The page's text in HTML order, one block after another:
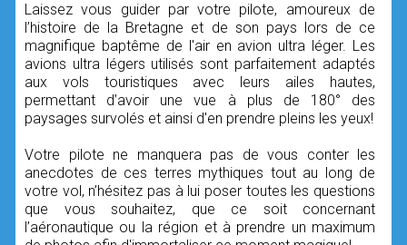
Laissez vous guider par votre pilote, amoureux de
l’histoire de la Bretagne et de son pays lors de ce
magnifique baptême de l'air en avion ultra léger. Les
avions ultra légers utilisés sont parfaitement adaptés
aux vols touristiques avec leurs ailes hautes,
permettant d’avoir une vue à plus de 180° des
paysages survolés et ainsi d'en prendre pleins les yeux!
Votre pilote ne manquera pas de vous conter les
anecdotes de ces terres mythiques tout au long de
votre vol, n’hésitez pas à lui poser toutes les questions
que vous souhaitez, que ce soit concernant
l’aéronautique ou la région et à prendre un maximum